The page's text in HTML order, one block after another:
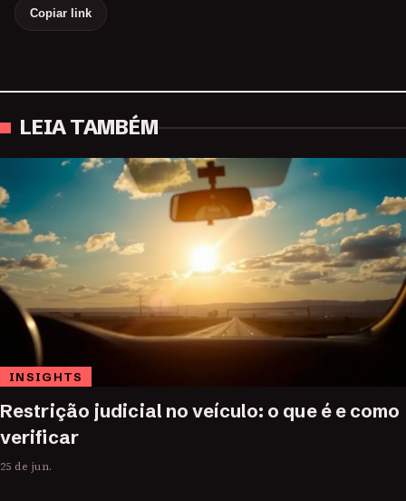
Copiar link
LEIA TAMBÉM
INSIGHTS
Restrição judicial no veículo: o que é e como
verificar
25 de jun.